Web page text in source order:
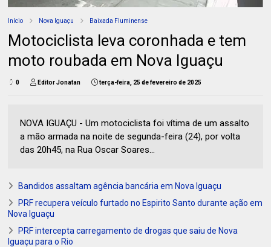
Início Nova Iguaçu Baixada Fluminense
Motociclista leva coronhada e tem
moto roubada em Nova Iguaçu
0 Editor Jonatan terça-feira, 25 de fevereiro de 2025
NOVA IGUAÇU - Um motociclista foi vítima de um assalto
a mão armada na noite de segunda-feira (24), por volta
das 20h45, na Rua Oscar Soares...
Bandidos assaltam agência bancária em Nova Iguaçu
PRF recupera veículo furtado no Espirito Santo durante ação em
Nova Iguaçu
PRF intercepta carregamento de drogas que saiu de Nova
Iguaçu para o Rio